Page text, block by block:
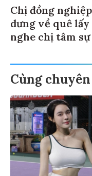
Chị đồng
dưng về quê
nghe chị tâm
Cùng